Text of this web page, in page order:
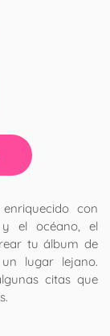
con
el océano, el
tu álbum de
lugar lejano.
citas que